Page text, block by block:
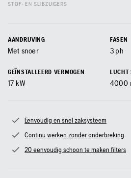
STOF- EN SLIBZUIGERS
AANDRIJVING
Met snoer
FASEN
3 ph
GEÏNSTALLEERD VERMOGEN
17 kW
LUCHT
4000
Eenvoudig en snel zaksysteem
Continu werken zonder onderbreking
20 eenvoudig schoon te maken filters